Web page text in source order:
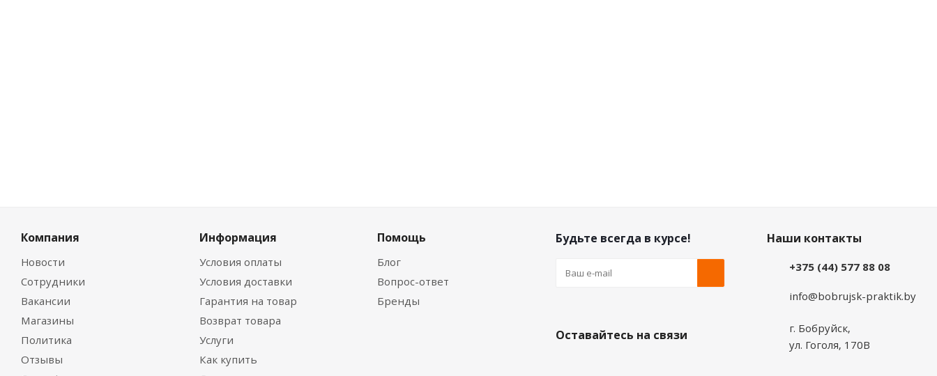
Компания
Новости
Сотрудники
Вакансии
Магазины
Политика
Отзывы
Информация
Условия оплаты
Условия доставки
Гарантия на товар
Возврат товара
Услуги
Как купить
Помощь
Блог
Вопрос-ответ
Бренды
Будьте всегда в курсе!
Оставайтесь на связи
Наши контакты
+375 (44) 577 88 08
info@bobrujsk-praktik.by
г. Бобруйск,
ул. Гоголя, 170В